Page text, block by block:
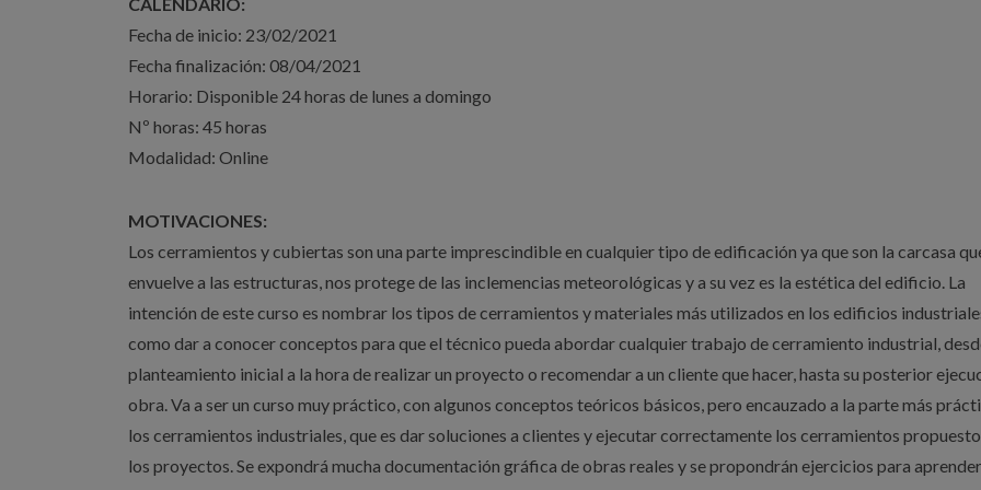
Fecha de inicio: 23/02/2021
Fecha finalización: 08/04/2021
Horario: Disponible 24 horas de lunes a domingo
Nº horas: 45 horas
Modalidad: Online
MOTIVACIONES:
Los cerramientos y cubiertas son una parte imprescindible en cualquier tipo de edificación ya que son la carcasa
envuelve a las estructuras, nos protege de las inclemencias meteorológicas y a su vez es la estética del edificio. La
intención de este curso es nombrar los tipos de cerramientos y materiales más utilizados en los edificios
como dar a conocer conceptos para que el técnico pueda abordar cualquier trabajo de cerramiento industrial,
planteamiento inicial a la hora de realizar un proyecto o recomendar a un cliente que hacer, hasta su posterior
obra. Va a ser un curso muy práctico, con algunos conceptos teóricos básicos, pero encauzado a la parte más
los cerramientos industriales, que es dar soluciones a clientes y ejecutar correctamente los cerramientos
los proyectos. Se expondrá mucha documentación gráfica de obras reales y se propondrán ejercicios para